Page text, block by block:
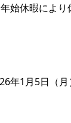
始休暇により
年1月5日（